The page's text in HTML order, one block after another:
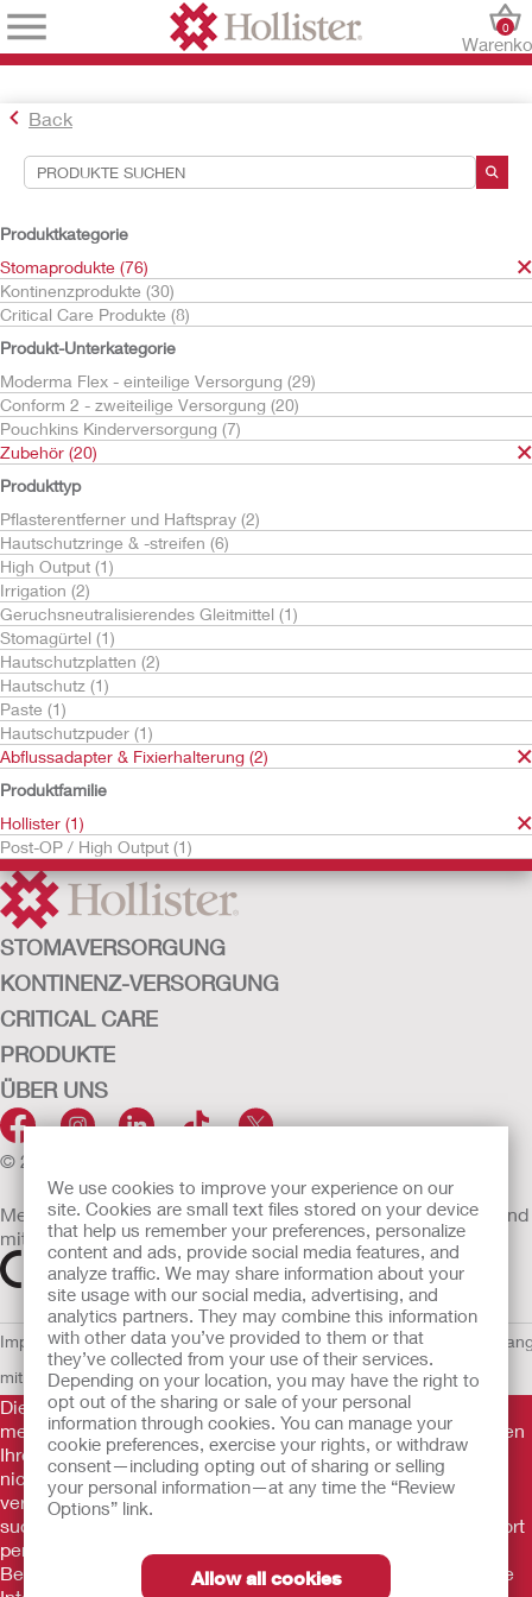
We use cookies to improve your experience on our
site. Cookies are small text files stored on your device
that help us remember your preferences, personalize
content and ads, provide social media features, and
analyze traffic. We may share information about your
site usage with our social media, advertising, and
analytics partners. They may combine this information
with other data you’ve provided to them or that
they’ve collected from your use of their services.
Depending on your location, you may have the right to
opt out of the sharing or sale of your personal
information through cookies. You can manage your
cookie preferences, exercise your rights, or withdraw
consent—including opting out of sharing or selling
your personal information—at any time the “Review
Options” link.
Allow all cookies
0
Back
Produktkategorie
Stomaprodukte (76)
Kontinenzprodukte (30)
Critical Care Produkte (8)
Produkt-Unterkategorie
Moderma Flex - einteilige Versorgung (29)
Conform 2 - zweiteilige Versorgung (20)
Pouchkins Kinderversorgung (7)
Zubehör (20)
Produkttyp
Pflasterentferner und Haftspray (2)
Hautschutzringe & -streifen (6)
High Output (1)
Irrigation (2)
Geruchsneutralisierendes Gleitmittel (1)
Stomagürtel (1)
Hautschutzplatten (2)
Hautschutz (1)
Paste (1)
Hautschutzpuder (1)
Abflussadapter & Fixierhalterung (2)
Produktfamilie
Hollister (1)
Post-OP / High Output (1)
Suchwerkzeuge
Ihre Auswahl:
Stomaprodukte
Zubehör
Abflussadapter & Fixierhalterung
Hollister
Ihre Auswahl hat1Ergebnisse ergeben
Sortieren nach:
Urostomie-
Abflussadapter
STOMAVERSORGUNG
KONTINENZ-VERSORGUNG
CRITICAL CARE
PRODUKTE
ÜBER UNS
© 2026 Hollister Incorporated
Medizinprodukte, die innerhalb der EU vertrieben werden, sind
mit einem der folgenden Symbole gekennzeichnet
Impressum AGB Nutzungsbedingungen Datenschutzerklärung
mit CookiesEU Whistleblowern-Mitteilung
Die Informationen auf dieser Website sind nicht als
medizinische Beratung gedacht und sollen die Empfehlungen
Ihres eigenen Arztes oder anderer medizinischer Fachkräfte
nicht ersetzen. Diese Website sollte auch nicht dazu
verwendet werden, in einem medizinischen Notfall Hilfe zu
suchen. In einem medizinischen Notfall sollten Sie sich sofort
persönlich in ärztliche Behandlung begeben. Da sich
Bestimmungen ab und zu ändern, besuchen Sie bitte unsere